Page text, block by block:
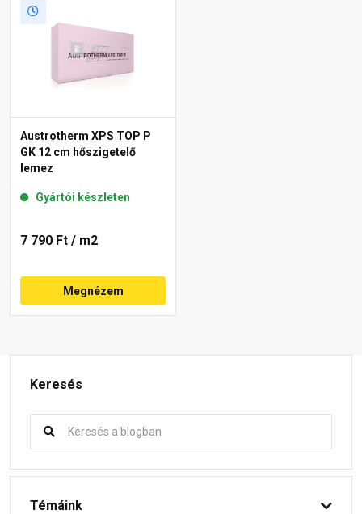
Austrotherm XPS TOP P
GK 12 cm hőszigetelő
lemez
Gyártói készleten
7 790 Ft / m2
Megnézem
Keresés
Témáink